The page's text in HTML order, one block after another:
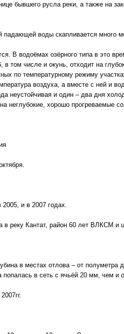
бывшего русла реки, а также на
падающей воды скапливается много
В водоёмах озёрного типа в это
том числе и окунь, отходит на
по температурному режиму
воздуха, а вместе с ней и
неустойчивая и один – два дня
неглубокие, хорошо прогреваемые
2005, и в 2007 годах.
реку Кантат, район 60 лет ВЛКСМ и
в местах отлова – от
в сеть с ячьёй 20 мм, чем и